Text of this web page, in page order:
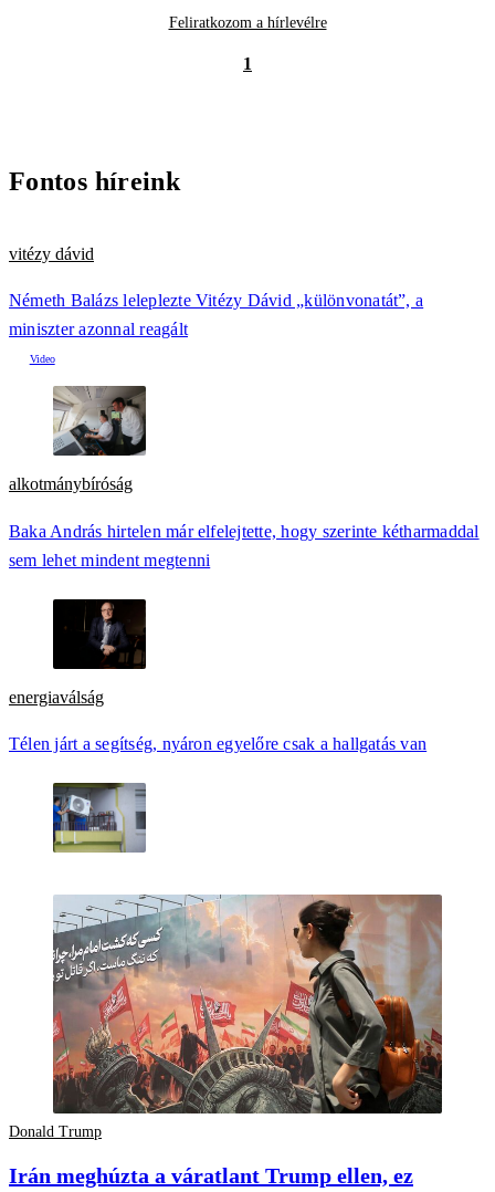
Feliratkozom a hírlevélre
1
Fontos híreink
vitézy dávid
Németh Balázs leleplezte Vitézy Dávid „különvonatát”, a
miniszter azonnal reagált
alkotmánybíróság
Baka András hirtelen már elfelejtette, hogy szerinte kétharmaddal
sem lehet mindent megtenni
energiaválság
Télen járt a segítség, nyáron egyelőre csak a hallgatás van
Donald Trump
Irán meghúzta a váratlant Trump ellen, ez